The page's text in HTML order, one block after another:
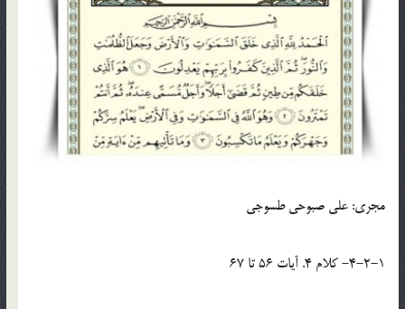
مجري: علي صبوحي طسوجي
4-2-1- کلام 4. آيات 56 تا 67